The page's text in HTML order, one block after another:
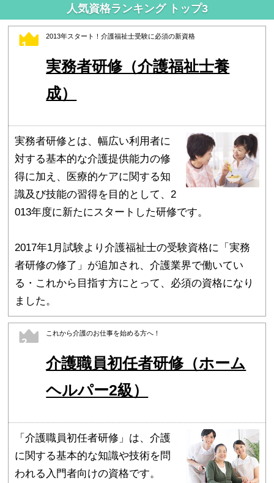
人気資格ランキング トップ3
1
2013年スタート！介護福祉士受験に必須の新資格
実務者研修（介護福祉士養
成）
実務者研修とは、幅広い利用者に
対する基本的な介護提供能力の修
得に加え、医療的ケアに関する知
識及び技能の習得を目的として、2
013年度に新たにスタートした研修です。
2017年1月試験より介護福祉士の受験資格に「実務
者研修の修了」が追加され、介護業界で働いてい
る・これから目指す方にとって、必須の資格になり
ました。
2
これから介護のお仕事を始める方へ！
介護職員初任者研修（ホーム
ヘルパー2級）
「介護職員初任者研修」は、介護
に関する基本的な知識や技術を問
われる入門者向けの資格です。